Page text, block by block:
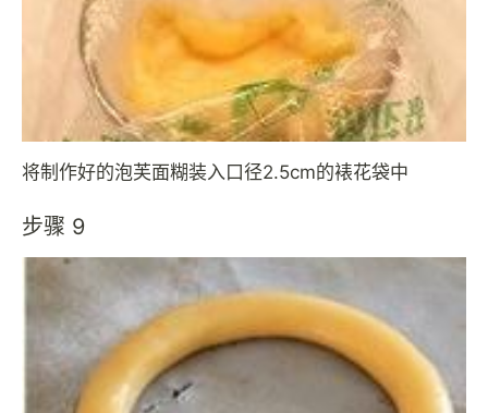
将制作好的泡芙面糊装入口径2.5cm的裱花袋中
步骤 9